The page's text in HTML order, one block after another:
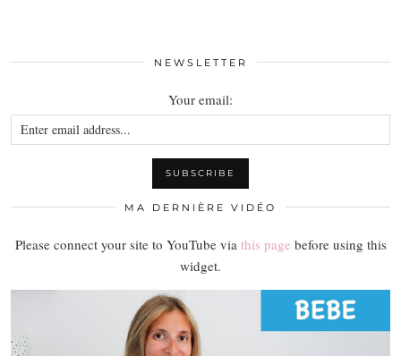
NEWSLETTER
Your email:
MA DERNIÈRE VIDÉO
Please connect your site to YouTube via this page before using this
widget.